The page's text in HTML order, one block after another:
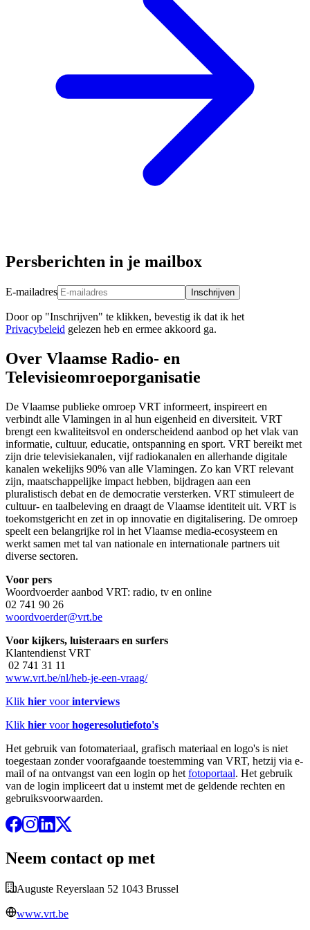
Persberichten in je mailbox
E-mailadres Inschrijven
Door op "Inschrijven" te klikken, bevestig ik dat ik het
Privacybeleid gelezen heb en ermee akkoord ga.
Over Vlaamse Radio- en
Televisieomroeporganisatie
De Vlaamse publieke omroep VRT informeert, inspireert en
verbindt alle Vlamingen in al hun eigenheid en diversiteit. VRT
brengt een kwaliteitsvol en onderscheidend aanbod op het vlak van
informatie, cultuur, educatie, ontspanning en sport. VRT bereikt met
zijn drie televisiekanalen, vijf radiokanalen en allerhande digitale
kanalen wekelijks 90% van alle Vlamingen. Zo kan VRT relevant
zijn, maatschappelijke impact hebben, bijdragen aan een
pluralistisch debat en de democratie versterken. VRT stimuleert de
cultuur- en taalbeleving en draagt de Vlaamse identiteit uit. VRT is
toekomstgericht en zet in op innovatie en digitalisering. De omroep
speelt een belangrijke rol in het Vlaamse media-ecosysteem en
werkt samen met tal van nationale en internationale partners uit
diverse sectoren.
Voor pers
Woordvoerder aanbod VRT: radio, tv en online
02 741 90 26
woordvoerder@vrt.be
Voor kijkers, luisteraars en surfers
Klantendienst VRT
02 741 31 11
www.vrt.be/nl/heb-je-een-vraag/
Klik hier voorinterviews
Klik hier voorhogeresolutiefoto's
Het gebruik van fotomateriaal, grafisch materiaal en logo's is niet
toegestaan zonder voorafgaande toestemming van VRT, hetzij via e-
mail of na ontvangst van een login op het fotoportaal. Het gebruik
van de login impliceert dat u instemt met de geldende rechten en
gebruiksvoorwaarden.
Neem contact op met
Auguste Reyerslaan 52 1043 Brussel
www.vrt.be